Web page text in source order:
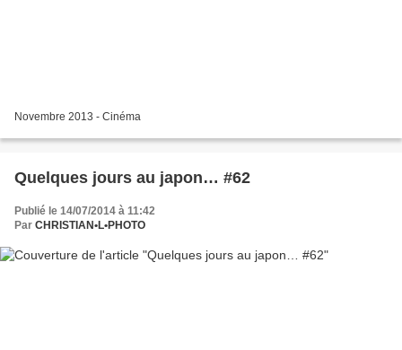
Novembre 2013 - Cinéma
Quelques jours au japon… #62
Publié le 14/07/2014 à 11:42
Par CHRISTIAN•L•PHOTO